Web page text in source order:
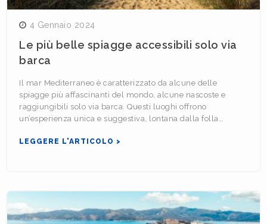
4 Gennaio 2024
Le più belle spiagge accessibili solo via
barca
Il mar Mediterraneo è caratterizzato da alcune delle
spiagge più affascinanti del mondo, alcune nascoste e
raggiungibili solo via barca. Questi luoghi offrono
un’esperienza unica e suggestiva, lontana dalla folla…
LEGGERE L'ARTICOLO >